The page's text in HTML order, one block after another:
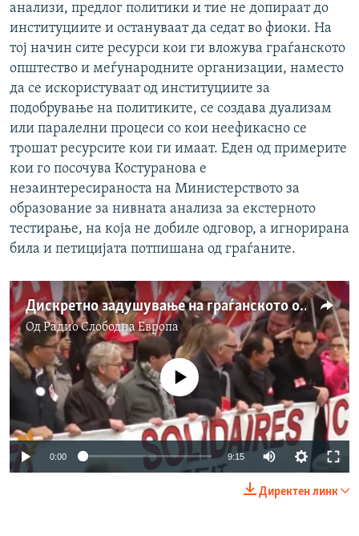
анализи, предлог политики и тие не допираат до
институциите и остануваат да седат во фиоки. На
тој начин сите ресурси кои ги вложува граѓанското
општество и меѓународните организации, наместо
да се искористуваат од институциите за
подобрување на политиките, се создава дуализам
или паралелни процеси со кои неефикасно се
трошат ресурсите кои ги имаат. Еден од примерите
кои го посочува Костуранова е
незаинтересираноста на Министерството за
образование за нивната анализа за екстерното
тестирање, на која не добиле одговор, а игнорирана
била и петицијата потпишана од граѓаните.
Дискретно задушување на граѓанското општество
ОдРадио Слободна Eвропа
No media source currently available
0:00 9:15
Директен линк